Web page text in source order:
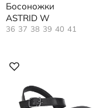
Босоножки
ASTRID W
36 37 38 39 40 41